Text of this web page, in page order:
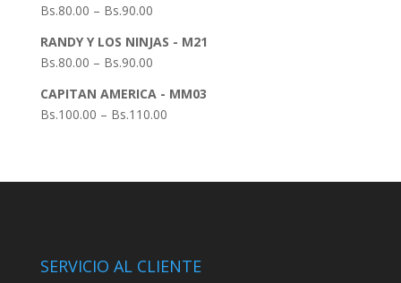
Bs.80.00 – Bs.90.00
RANDY Y LOS NINJAS - M21
Bs.80.00 – Bs.90.00
CAPITAN AMERICA - MM03
Bs.100.00 – Bs.110.00
SERVICIO AL CLIENTE